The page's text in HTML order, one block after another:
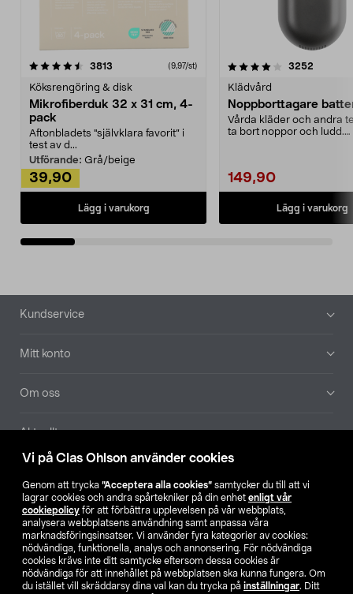
Vi på Clas Ohlson använder cookies
Genom att trycka ”Acceptera alla cookies” samtycker du till att vi
lagrar cookies och andra spårtekniker på din enhet enligt vår
cookiepolicy för att förbättra upplevelsen på vår webbplats,
analysera webbplatsens användning samt anpassa våra
marknadsföringsinsatser. Vi använder fyra kategorier av cookies:
nödvändiga, funktionella, analys och annonsering. För nödvändiga
cookies krävs inte ditt samtycke eftersom dessa cookies är
nödvändiga för att innehållet på webbplatsen ska kunna fungera. Om
du istället vill skräddarsy dina val kan du trycka på inställningar. Ditt
3813 (9,97/st)
Köksrengöring & disk
Mikrofiberduk 32 x 31 cm, 4-
pack
Aftonbladets "självklara favorit” i
test av d...
Utförande: Grå/beige
39,90
Lägg i varukorg
4.0av 5 stjärnor 3252
Klädvård
Noppborttagare
Vårda kläder och andra
ta bort noppor och ludd.
149,90
Lägg i varukorg
4.5av 5 stjärnor
Sidfot
Kundservice
Mitt konto
Om oss
Aktuellt
Hitta butik
SE NO FI